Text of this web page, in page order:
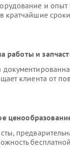
и опыт
кратчайшие
работы и
клиента от